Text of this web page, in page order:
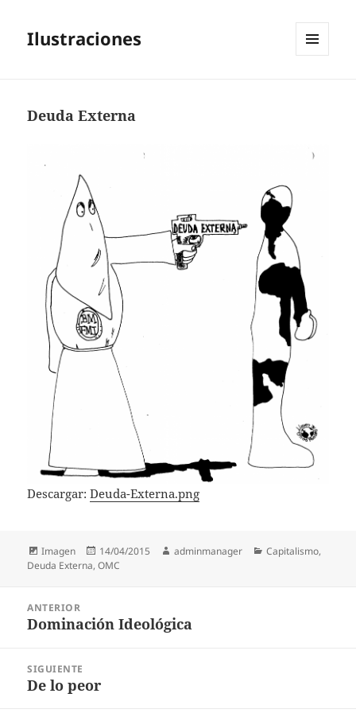
Ilustraciones
Deuda Externa
Descargar:Deuda-Externa.png
Formato
Imagen
Publicado
el
14/04/2015 Autor
adminmanager Categorías
Capitalismo,
Deuda Externa,OMC
entradas
ANTERIOR
Entrada
Dominación Ideológica
SIGUIENTE
Entrada
De lo peor